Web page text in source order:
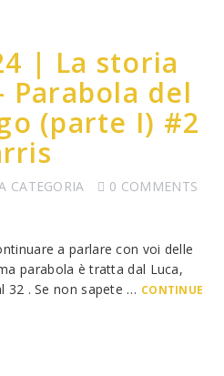
| La storia
del
(parte I) #2
CATEGORIA
0 COMMENTS
a parlare con voi delle
parabola è tratta dal Luca,
32 . Se non sapete … CONTINUE